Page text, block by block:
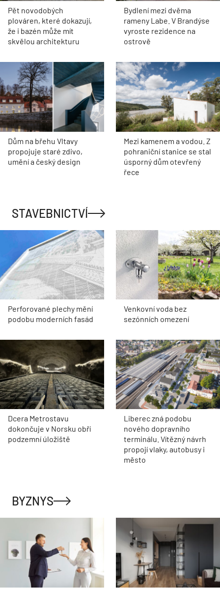
Pět novodobých
plováren, které dokazují,
že i bazén může mít
skvělou architekturu
Bydlení mezi dvěma
rameny Labe. V Brandýse
vyroste rezidence na
ostrově
Dům na břehu Vltavy
propojuje staré zdivo,
umění a český design
Mezi kamenem a vodou. Z
pohraniční stanice se stal
úsporný dům otevřený
řece
STAVEBNICTVÍ
Perforované plechy mění
podobu moderních fasád
Venkovní voda bez
sezónních omezení
Dcera Metrostavu
dokončuje v Norsku obří
podzemní úložiště
Liberec zná podobu
nového dopravního
terminálu. Vítězný návrh
propojí vlaky, autobusy i
město
BYZNYS